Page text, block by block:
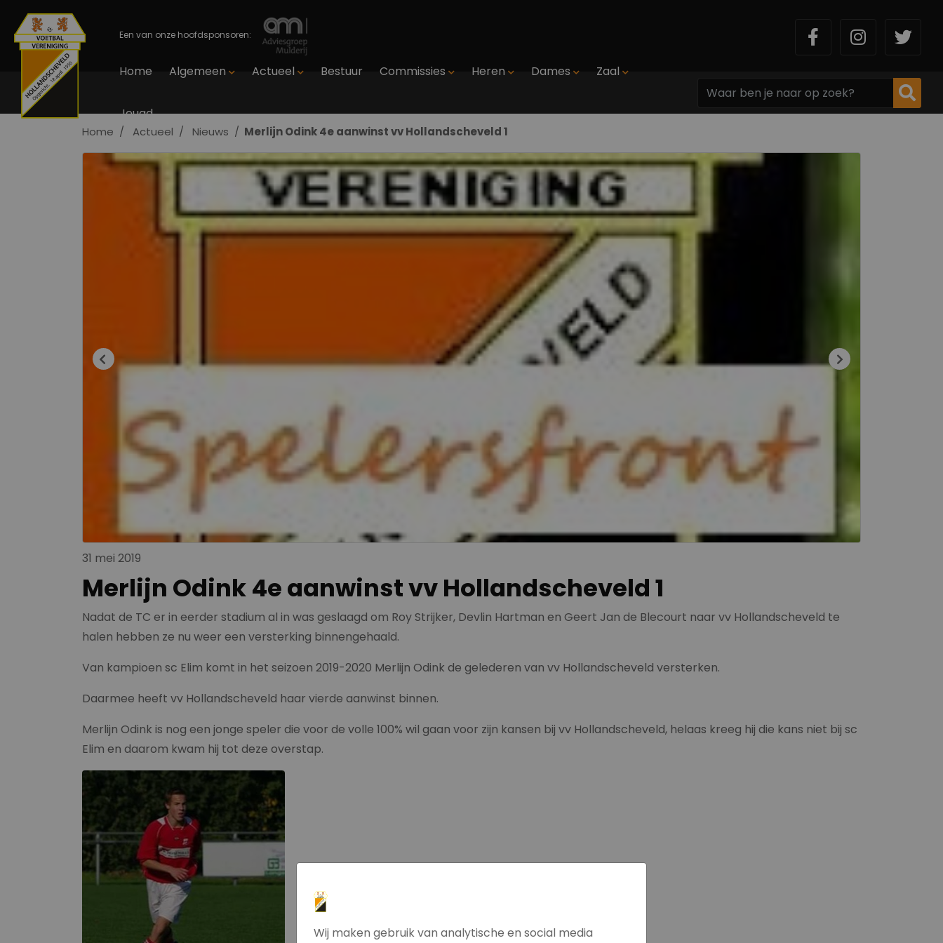
Een van onze hoofdsponsoren:
Home Algemeen Actueel Bestuur Commissies Heren Dames Zaal
Jeugd
Home Actueel Nieuws Merlijn Odink 4e aanwinst vv Hollandscheveld 1
31 mei 2019
Merlijn Odink 4e aanwinst vv Hollandscheveld 1
Nadat de TC er in eerder stadium al in was geslaagd om Roy Strijker, Devlin Hartman en Geert Jan de Blecourt naar vv Hollandscheveld te
halen hebben ze nu weer een versterking binnengehaald.
Van kampioen sc Elim komt in het seizoen 2019-2020 Merlijn Odink de gelederen van vv Hollandscheveld versterken.
Daarmee heeft vv Hollandscheveld haar vierde aanwinst binnen.
Merlijn Odink is nog een jonge speler die voor de volle 100% wil gaan voor zijn kansen bij vv Hollandscheveld, helaas kreeg hij die kans niet bij sc
Elim en daarom kwam hij tot deze overstap.
Wij maken gebruik van analytische en social media